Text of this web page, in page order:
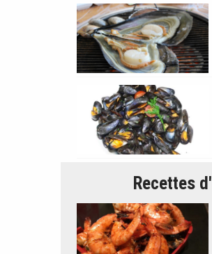
Recettes